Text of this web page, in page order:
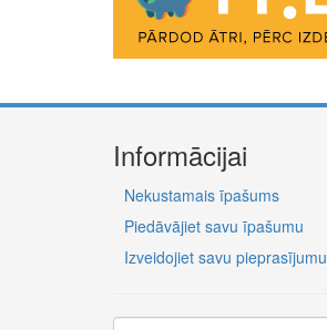
Informācijai
Nekustamais īpašums
Piedāvājiet savu īpašumu
Izveidojiet savu pieprasījumu